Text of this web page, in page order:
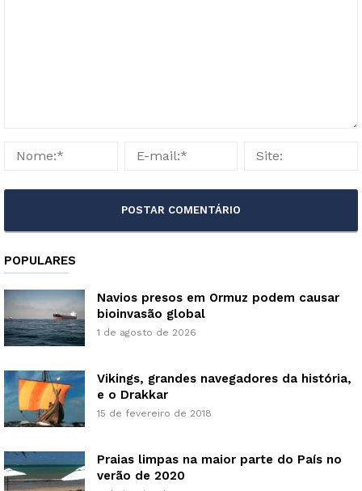
POPULARES
Navios presos em Ormuz podem causar
bioinvasão global
1 de agosto de 2026
Vikings, grandes navegadores da história,
e o Drakkar
15 de fevereiro de 2018
Praias limpas na maior parte do País no
verão de 2020